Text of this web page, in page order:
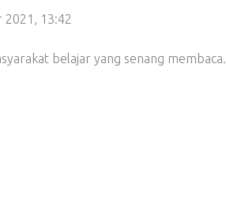
2021, 13:42
belajar yang senang membaca.